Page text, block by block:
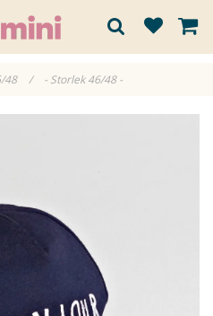
48 / - Storlek 46/48 -